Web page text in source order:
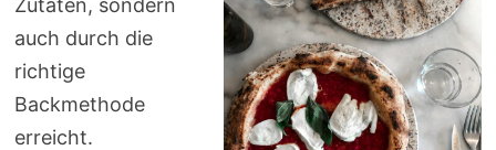
Zutaten, sondern
auch durch die
richtige
Backmethode
erreicht.